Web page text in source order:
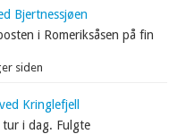
Bjertnessjøen
i Romeriksåsen på fin
siden
Kringlefjell
i dag. Fulgte